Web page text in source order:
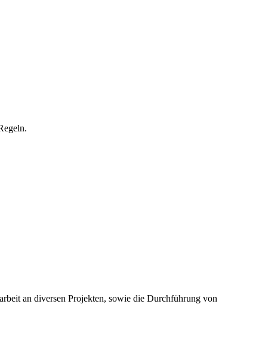
an diversen Projekten, sowie die Durchführung von